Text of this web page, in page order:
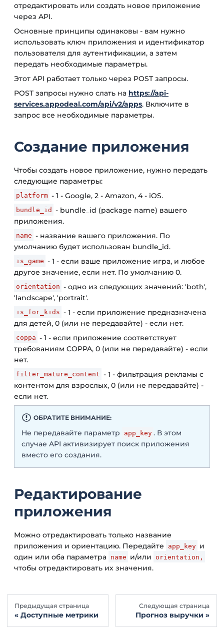
отредактировать или создать новое приложение
через API.
Основные принципы одинаковы - вам нужно
использовать ключ приложения и идентификатор
пользователя для аутентификации, а затем
передать необходимые параметры.
Этот API работает только через POST запросы.
POST запросы нужно слать на https://api-
services.appodeal.com/api/v2/apps. Включите в
запрос все необходимые параметры.
Создание приложения
Чтобы создать новое приложение, нужно передать
следующие параметры:
platform - 1 - Google, 2 - Amazon, 4 - iOS.
bundle_id - bundle_id (package name) вашего
приложения.
name - название вашего приложения. По
умолчанию будет использован bundle_id.
is_game - 1 - если ваше приложение игра, и любое
другое значение, если нет. По умолчанию 0.
orientation - одно из следующих значений: 'both',
'landscape', 'portrait'.
is_for_kids - 1 - если приложение предназначена
для детей, 0 (или не передавайте) - если нет.
coppa - 1 - если приложение соответствует
требованиям COPPA, 0 (или не передавайте) - если
нет.
filter_mature_content - 1 - фильтрация рекламы с
контентом для взрослых, 0 (или не передавайте) -
если нет.
ОБРАТИТЕ ВНИМАНИЕ:
Не передавайте параметр app_key . В этом
случае API активизирует поиск приложения
вместо его создания.
Редактирование
приложения
Можно отредактировать только название
приложения и ориентацию. Передайте
app_key и
один или оба параметра name и/или orientation,
чтобы отредактировать их значения.
Предыдущая страница
Доступные метрики
Следующая страница
Прогноз выручки